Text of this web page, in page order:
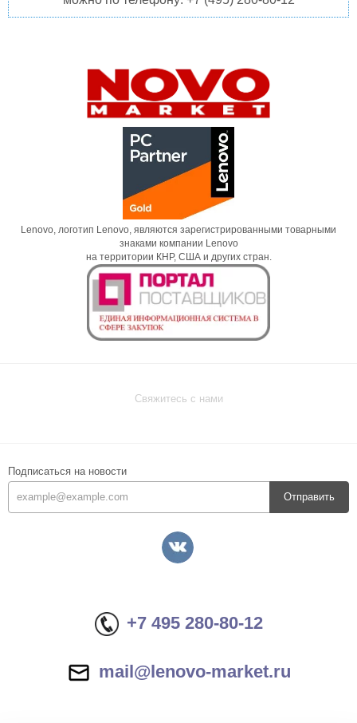
Lenovo, логотип Lenovo, являются зарегистрированными товарными
знаками компании Lenovo
на территории КНР, США и других стран.
Свяжитесь с нами
Подписаться на новости
Отправить
+7 495 280-80-12
mail@lenovo-market.ru